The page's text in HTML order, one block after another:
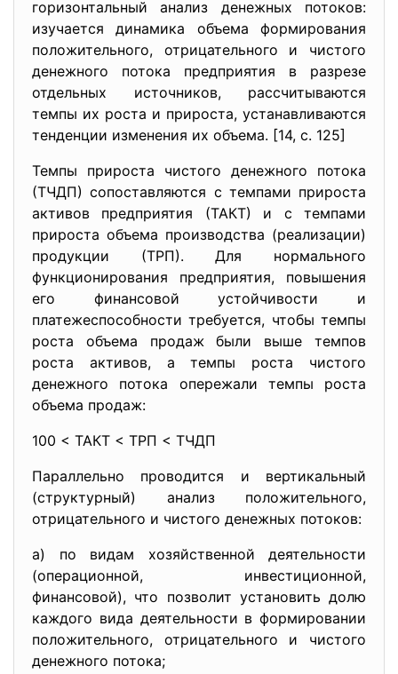
горизонтальный анализ денежных потоков:
изучается динамика объема формирования
положительного, отрицательного и чистого
денежного потока предприятия в разрезе
отдельных источников, рассчитываются
темпы их роста и прироста, устанавливаются
тенденции изменения их объема. [14, с. 125]
Темпы прироста чистого денежного потока
(ТЧДП) сопоставляются с темпами прироста
активов предприятия (ТАКТ) и с темпами
прироста объема производства (реализации)
продукции (ТРП). Для нормального
функционирования предприятия, повышения
его финансовой устойчивости и
платежеспособности требуется, чтобы темпы
роста объема продаж были выше темпов
роста активов, а темпы роста чистого
денежного потока опережали темпы роста
объема продаж:
100 < ТАКТ < ТРП < ТЧДП
Параллельно проводится и вертикальный
(структурный) анализ положительного,
отрицательного и чистого денежных потоков:
а) по видам хозяйственной деятельности
(операционной, инвестиционной,
финансовой), что позволит установить долю
каждого вида деятельности в формировании
положительного, отрицательного и чистого
денежного потока;